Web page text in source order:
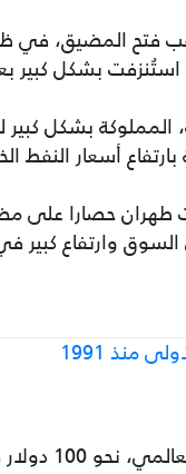
فتح المضيق،
استُنزفت بشكل
طهران حصارا
وارتفاع كبير
منذ 1991